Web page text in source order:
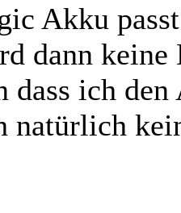
Akku
dann keine
dass ich
natürlich